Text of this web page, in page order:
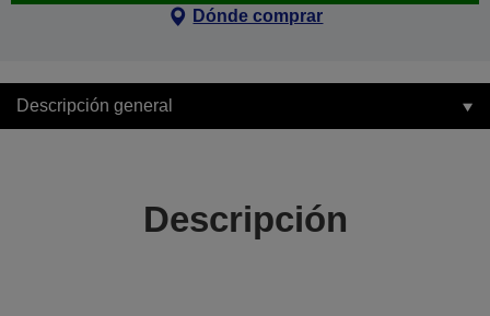
Dónde comprar
Descripción general
Descripción